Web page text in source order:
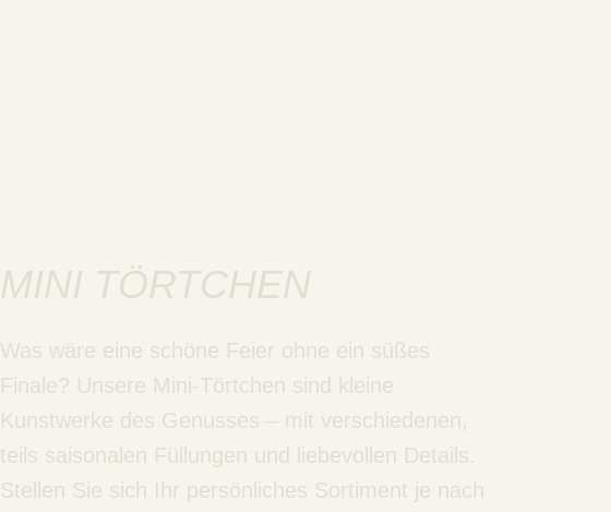
MINI TÖRTCHEN
Was wäre eine schöne Feier ohne ein süßes
Finale? Unsere Mini-Törtchen sind kleine
Kunstwerke des Genusses – mit verschiedenen,
teils saisonalen Füllungen und liebevollen Details.
Stellen Sie sich Ihr persönliches Sortiment je nach